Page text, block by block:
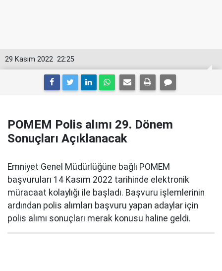
22:25
29 Kasım 2022
POMEM Polis alımı 29. Dönem
Sonuçları Açıklanacak
Emniyet Genel Müdürlüğüne bağlı POMEM
başvuruları 14 Kasım 2022 tarihinde elektronik
müracaat kolaylığı ile başladı. Başvuru işlemlerinin
ardından polis alımları başvuru yapan adaylar için
polis alımı sonuçları merak konusu haline geldi.